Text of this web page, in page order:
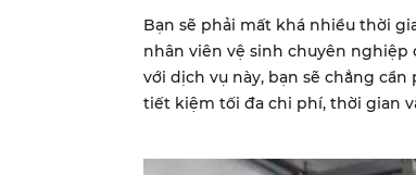
Bạn sẽ phải mất khá nhiều thời
nhân viên vệ sinh chuyên nghiệp
với dịch vụ này, bạn sẽ chẳng
tiết kiệm tối đa chi phí, thời gian